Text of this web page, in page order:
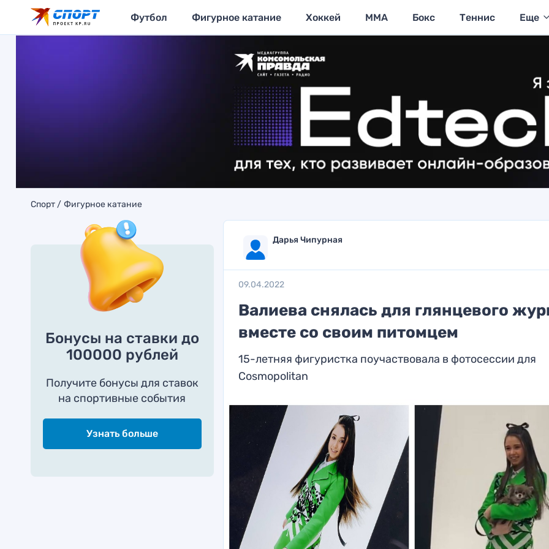
Футбол Фигурное катание Хоккей MMA Бокс Теннис Еще
Спорт Фигурное катание
Бонусы на ставки до
100000 рублей
Получите бонусы для ставок
на спортивные события
Узнать больше
Дарья Чипурная
09.04.2022
Валиева снялась для глянцевого
вместе со своим питомцем
15-летняя фигуристка поучаствовала в фотосессии для
Cosmopolitan